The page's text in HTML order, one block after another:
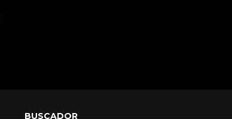
BUSCADOR